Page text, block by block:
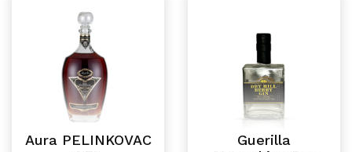
Aura PELINKOVAC
Guerilla